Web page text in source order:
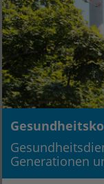
Generationen